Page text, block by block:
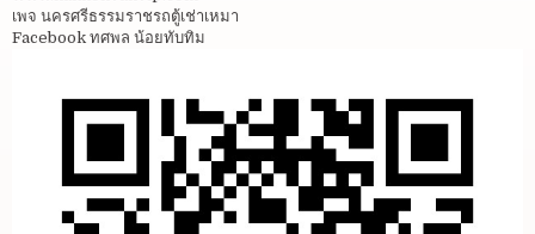
เพจ นครศรีธรรมราชรถตู้เช่าเหมา
Facebook ทศพล น้อยทับทิม